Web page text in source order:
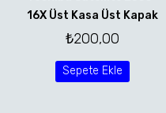
16X Üst Kasa Üst Kapak
₺200,00
Sepete Ekle